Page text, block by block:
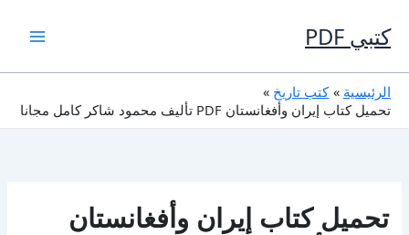
إلى
المحتوى
كتبي PDF
الرئيسية
كتب تاريخ
تحميل كتاب إيران وأفغانستان PDF تأليف محمود شاكر كامل مجانا
تحميل كتاب إيران وأفغانستان